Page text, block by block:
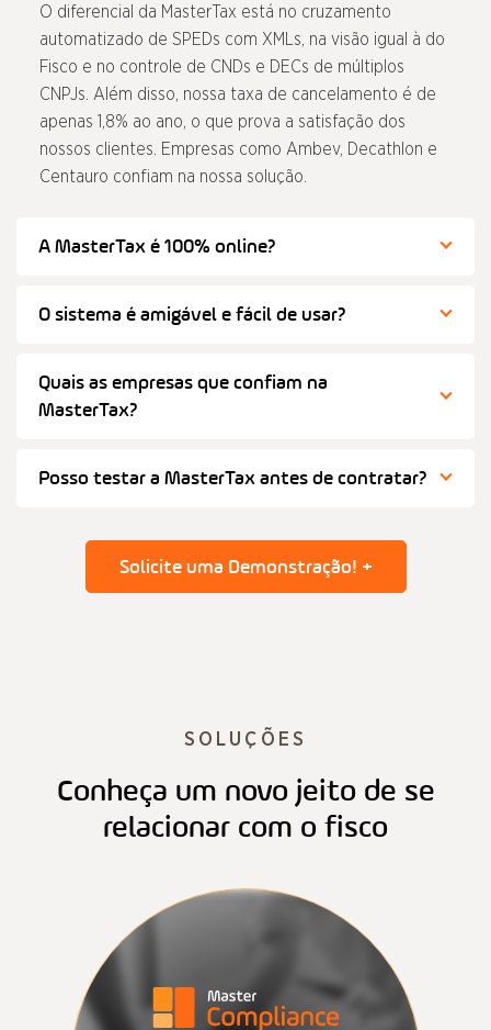
O diferencial da MasterTax está no cruzamento
automatizado de SPEDs com XMLs, na visão igual à do
Fisco e no controle de CNDs e DECs de múltiplos
CNPJs. Além disso, nossa taxa de cancelamento é de
apenas 1,8% ao ano, o que prova a satisfação dos
nossos clientes. Empresas como Ambev, Decathlon e
Centauro confiam na nossa solução.
A MasterTax é 100% online?
O sistema é amigável e fácil de usar?
Quais as empresas que confiam na
MasterTax?
Posso testar a MasterTax antes de contratar?
Solicite uma Demonstração! +
SOLUÇÕES
Conheça um novo jeito de se
relacionar com o fisco